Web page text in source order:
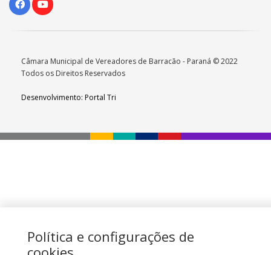
Câmara Municipal de Vereadores de Barracão - Paraná © 2022
Todos os Direitos Reservados
Desenvolvimento: Portal Tri
Política e configurações de